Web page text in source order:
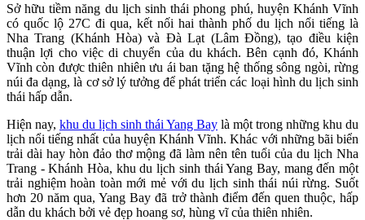
Sở hữu tiềm năng du lịch sinh thái phong phú, huyện Khánh Vĩnh
có quốc lộ 27C đi qua, kết nối hai thành phố du lịch nổi tiếng là
Nha Trang (Khánh Hòa) và Đà Lạt (Lâm Đồng), tạo điều kiện
thuận lợi cho việc di chuyển của du khách. Bên cạnh đó, Khánh
Vĩnh còn được thiên nhiên ưu ái ban tặng hệ thống sông ngòi, rừng
núi đa dạng, là cơ sở lý tưởng để phát triển các loại hình du lịch sinh
thái hấp dẫn.
Hiện nay, khu du lịch sinh thái Yang Bay là một trong những khu du
lịch nổi tiếng nhất của huyện Khánh Vĩnh. Khác với những bãi biển
trải dài hay hòn đảo thơ mộng đã làm nên tên tuổi của du lịch Nha
Trang - Khánh Hòa, khu du lịch sinh thái Yang Bay, mang đến một
trải nghiệm hoàn toàn mới mẻ với du lịch sinh thái núi rừng. Suốt
hơn 20 năm qua, Yang Bay đã trở thành điểm đến quen thuộc, hấp
dẫn du khách bởi vẻ đẹp hoang sơ, hùng vĩ của thiên nhiên.